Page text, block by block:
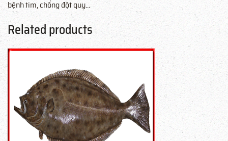
bệnh tim, chống đột quỵ...
Related products